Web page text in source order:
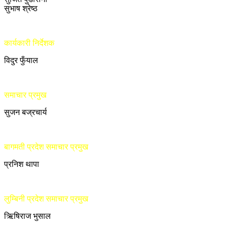
सुभाष श्रेष्ठ
कार्यकारी निर्देशक
विदुर फुँयाल
समाचार प्रमुख
सुजन बज्रचार्य
बागमती प्रदेश समाचार प्रमुख
प्रनिश थापा
लुम्बिनी प्रदेश समाचार प्रमुख
ऋिषिराज भुसाल